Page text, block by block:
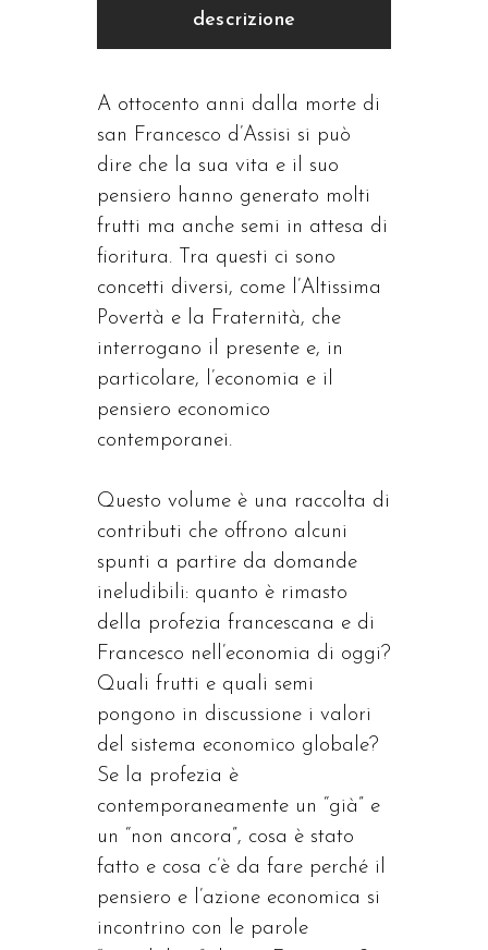
descrizione
A ottocento anni dalla morte di
san Francesco d’Assisi si può
dire che la sua vita e il suo
pensiero hanno generato molti
frutti ma anche semi in attesa di
fioritura. Tra questi ci sono
concetti diversi, come l’Altissima
Povertà e la Fraternità, che
interrogano il presente e, in
particolare, l’economia e il
pensiero economico
contemporanei.
Questo volume è una raccolta di
contributi che offrono alcuni
spunti a partire da domande
ineludibili: quanto è rimasto
della profezia francescana e di
Francesco nell’economia di oggi?
Quali frutti e quali semi
pongono in discussione i valori
del sistema economico globale?
Se la profezia è
contemporaneamente un “già” e
un “non ancora”, cosa è stato
fatto e cosa c’è da fare perché il
pensiero e l’azione economica si
incontrino con le parole